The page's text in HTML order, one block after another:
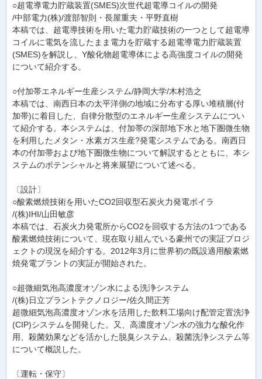
○超電導電力貯蔵装置(SMES)次世代超電導コイルの開発
/中部電力(株)/渡部智則・長屋重夫・平野直樹
本稿では、超電導技術を用いた電力貯蔵技術の一つとして超電導
コイルに電気を流したまま電力を貯蔵する超電導電力貯蔵装置
(SMES)を解説し、Y酸化物超電導体による高強度コイルの開発
について紹介する。
○付加帯エネルギー生産システム/静岡大学/木村浩之
本稿では、南西日本の太平洋側の地域に分布する厚い堆積層(付
加帯)に着目した、自律分散型のエネルギー生産システムについ
て紹介する。本システムは、付加帯の深部地下水と地下圏微生物
を利用したメタン・水素ガス生産?発電システムである。南西日
本の付加帯および地下圏微生物について解説するとともに、本シ
ステムのポテンシャルと将来展望について述べる。
〔設計〕
○酸素燃焼技術を用いたCO2回収型石炭火力発電ボイラ
/(株)IHI/山田敏彦
本稿では、石炭火力発電所からCO2を回収する方法の1つである
酸素燃焼技術について、現在取り組んでいる豪州での実証プロジ
ェクトの現況を紹介する。2012年3月に世界初の既設適用酸素燃
焼発電プラントの実証が開始された。
○超微細気泡高濃度オゾン水による洗浄システム
/(株)日立プラントテクノロジー/佐久間正芳
超微細気泡高濃度オゾン水を活用した飲料工場向け配管定置洗浄
(CIP)システムを開発した。又、高濃度オゾン水の強力な酸化作
用、殺菌効果などを活かした脱臭システム、殺菌洗浄システム等
について概説した。
〔運転・保守〕